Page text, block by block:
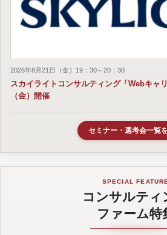
2026年8月21日（金）19：30～20：30
スカイライトコンサルティング「Webキャ
（金）開催
セミナー・選考会一覧
SPECIAL FEATURE
コンサルティ
ファーム特